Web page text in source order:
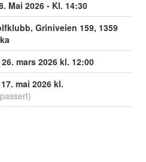
Mai 2026 - Kl. 14:30
Griniveien 159, 1359
mars 2026 kl. 12:00
mai 2026 kl.